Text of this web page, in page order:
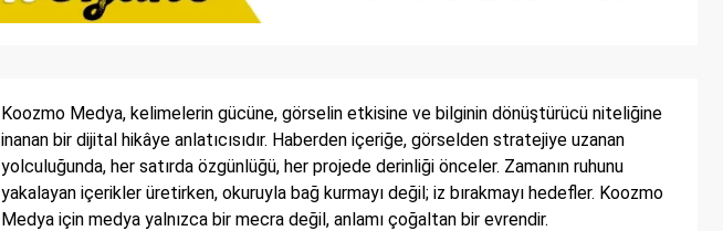
Koozmo Medya, kelimelerin gücüne, görselin etkisine ve bilginin dönüştürücü niteliğine
inanan bir dijital hikâye anlatıcısıdır. Haberden içeriğe, görselden stratejiye uzanan
yolculuğunda, her satırda özgünlüğü, her projede derinliği önceler. Zamanın ruhunu
yakalayan içerikler üretirken, okuruyla bağ kurmayı değil; iz bırakmayı hedefler. Koozmo
Medya için medya yalnızca bir mecra değil, anlamı çoğaltan bir evrendir.